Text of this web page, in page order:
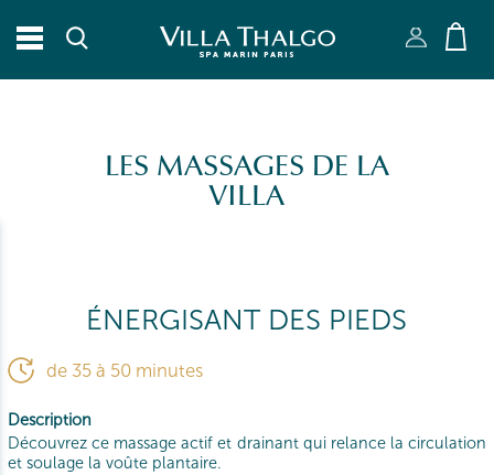
LES MASSAGES DE LA
VILLA
ÉNERGISANT DES PIEDS
de 35 à 50 minutes
Description
Découvrez ce massage actif et drainant qui relance la circulation
et soulage la voûte plantaire.